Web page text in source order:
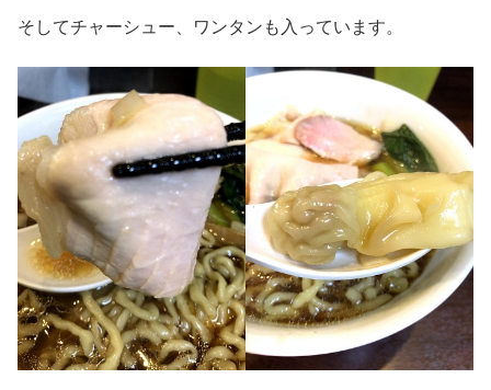
そしてチャーシュー、ワンタンも入っています。